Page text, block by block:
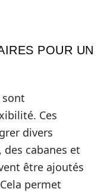
POUR UN
sont
Ces
divers
cabanes et
être ajoutés
permet